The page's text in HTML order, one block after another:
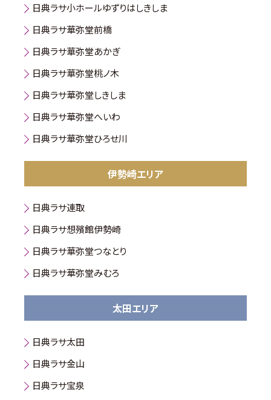
日典ラサ小ホールゆずりはしきしま
日典ラサ華弥堂前橋
日典ラサ華弥堂あかぎ
日典ラサ華弥堂桃ノ木
日典ラサ華弥堂しきしま
日典ラサ華弥堂へいわ
日典ラサ華弥堂ひろせ川
伊勢崎エリア
日典ラサ連取
日典ラサ想殯館伊勢崎
日典ラサ華弥堂つなとり
日典ラサ華弥堂みむろ
太田エリア
日典ラサ太田
日典ラサ金山
日典ラサ宝泉